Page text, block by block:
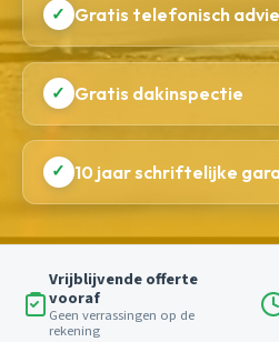
✓ Gratis telefonisch
✓ Gratis dakinspectie
✓ 10 jaar schriftelijke
Vrijblijvende offerte
vooraf
Geen verrassingen op de
rekening